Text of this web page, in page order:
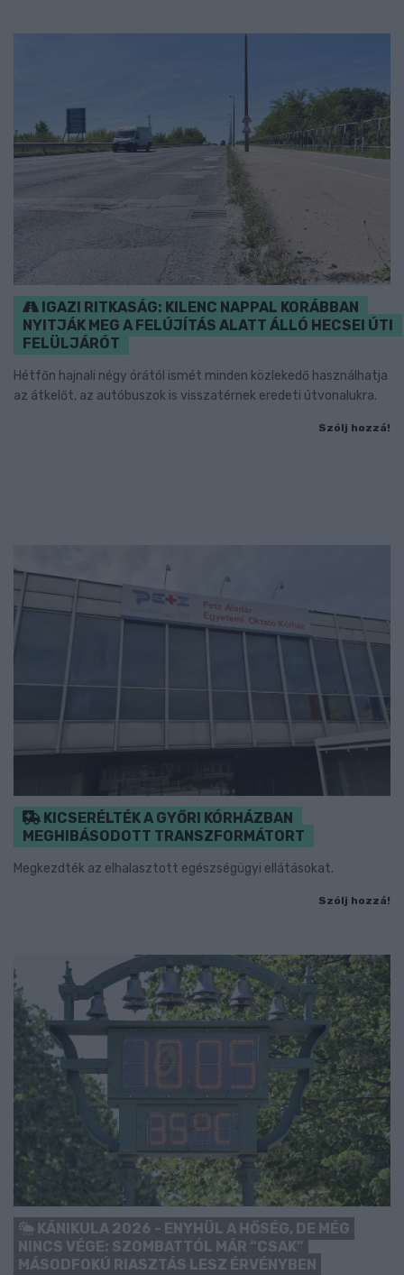
IGAZI RITKASÁG: KILENC NAPPAL KORÁBBAN
NYITJÁK MEG A FELÚJÍTÁS ALATT ÁLLÓ HECSEI ÚTI
FELÜLJÁRÓT
Hétfőn hajnali négy órától ismét minden közlekedő használhatja
az átkelőt, az autóbuszok is visszatérnek eredeti útvonalukra.
Szólj hozzá!
KICSERÉLTÉK A GYŐRI KÓRHÁZBAN
MEGHIBÁSODOTT TRANSZFORMÁTORT
Megkezdték az elhalasztott egészségügyi ellátásokat.
Szólj hozzá!
KÁNIKULA 2026 - ENYHÜL A HŐSÉG, DE MÉG
NINCS VÉGE: SZOMBATTÓL MÁR “CSAK”
MÁSODFOKÚ RIASZTÁS LESZ ÉRVÉNYBEN